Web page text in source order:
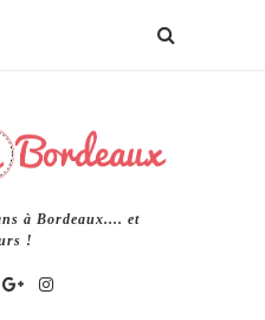
à Bordeaux.... et
!